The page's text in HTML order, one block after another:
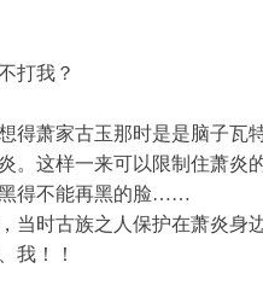
打我？
得萧家古玉那时是是脑子
。这样一来可以限制住萧
得不能再黑的脸……
当时古族之人保护在萧炎
我！！